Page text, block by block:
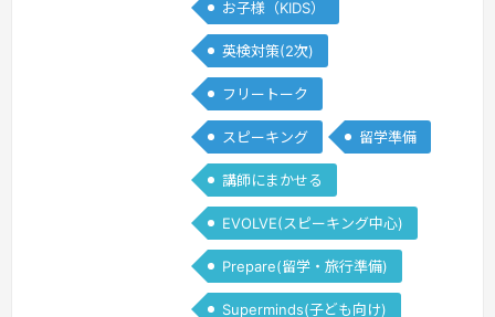
お子様（KIDS）
英検対策(2次)
フリートーク
スピーキング 留学準備
講師にまかせる
EVOLVE(スピーキング中心)
Prepare(留学・旅行準備)
Superminds(子ども向け)